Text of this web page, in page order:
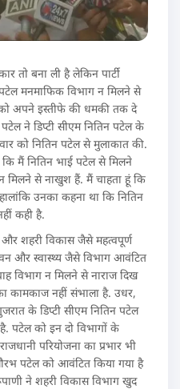
तो बना ली है लेकिन पार्टी
मनमाफिक विभाग न मिलने से
को अपने इस्तीफे की धमकी तक दे
पटेल ने डिप्टी सीएम नितिन पटेल के
को नितिन पटेल से मुलाकात की.
कि मैं नितिन भाई पटेल से मिलने
मिलने से नाखुश हैं. मैं चाहता हूं कि
उनका कहना था कि नितिन
कही है.
शहरी विकास जैसे महत्वपूर्ण
और स्वास्थ्य जैसे विभाग आवंटित
विभाग न मिलने से नाराज दिख
कामकाज नहीं संभाला है. उधर,
के डिप्टी सीएम नितिन पटेल
को इन दो विभागों के
परियोजना का प्रभार भी
पटेल को आवंटित किया गया है
ने शहरी विकास विभाग खुद